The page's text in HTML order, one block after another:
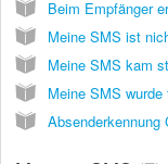
Meine SMS ist
Meine SMS kam
Meine SMS
Absenderkennung